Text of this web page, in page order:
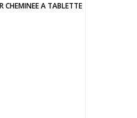
CHEMINEE A TABLETTE